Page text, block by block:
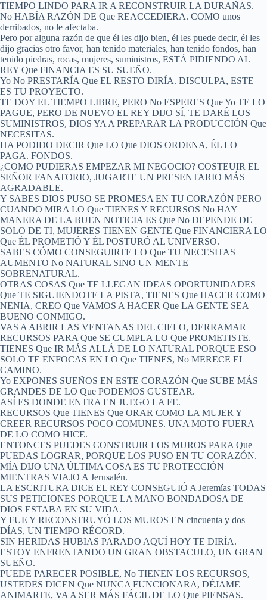
TIEMPO LINDO PARA IR A RECONSTRUIR LA DURAÑAS.
No HABÍA RAZÓN DE Que REACCEDIERA. COMO unos
derribados, no le afectaba.
Pero por alguna razón de que él les dijo bien, él les puede decir, él les
dijo gracias otro favor, han tenido materiales, han tenido fondos, han
tenido piedras, rocas, mujeres, suministros, ESTÁ PIDIENDO AL
REY Que FINANCIA ES SU SUEÑO.
Yo No PRESTARÍA Que EL RESTO DIRÍA. DISCULPA, ESTE
ES TU PROYECTO.
TE DOY EL TIEMPO LIBRE, PERO No ESPERES Que Yo TE LO
PAGUE, PERO DE NUEVO EL REY DIJO SÍ, TE DARÉ LOS
SUMINISTROS, DIOS YA A PREPARAR LA PRODUCCIÓN Que
NECESITAS.
HA PODIDO DECIR Que LO Que DIOS ORDENA, ÉL LO
PAGA. FONDOS.
¿COMO PUDIERAS EMPEZAR MI NEGOCIO? COSTEUIR EL
SEÑOR FANATORIO, JUGARTE UN PRESENTARIO MÁS
AGRADABLE.
Y SABES DIOS PUSO SE PROMESA EN TU CORAZÓN PERO
CUANDO MIRA LO Que TIENES Y RECURSOS No HAY
MANERA DE LA BUEN NOTICIA ES Que No DEPENDE DE
SOLO DE TI, MUJERES TIENEN GENTE Que FINANCIERA LO
Que ÉL PROMETIÓ Y ÉL POSTURÓ AL UNIVERSO.
SABES CÓMO CONSEGUIRTE LO Que TU NECESITAS
AUMENTO No NATURAL SINO UN MENTE
SOBRENATURAL.
OTRAS COSAS Que TE LLEGAN IDEAS OPORTUNIDADES
Que TE SIGUIENDOTE LA PISTA, TIENES Que HACER COMO
NENIA, CREO Que VAMOS A HACER Que LA GENTE SEA
BUENO CONMIGO.
VAS A ABRIR LAS VENTANAS DEL CIELO, DERRAMAR
RECURSOS PARA Que SE CUMPLA LO Que PROMETISTE.
TIENES Que IR MÁS ALLÁ DE LO NATURAL PORQUE ESO
SOLO TE ENFOCAS EN LO Que TIENES, No MERECE EL
CAMINO.
Yo EXPONES SUEÑOS EN ESTE CORAZÓN Que SUBE MÁS
GRANDES DE LO Que PODEMOS GUSTEAR.
ASÍ ES DONDE ENTRA EN JUEGO LA FE.
RECURSOS Que TIENES Que ORAR COMO LA MUJER Y
CREER RECURSOS POCO COMUNES. UNA MOTO FUERA
DE LO COMO HICE.
ENTONCES PUEDES CONSTRUIR LOS MUROS PARA Que
PUEDAS LOGRAR, PORQUE LOS PUSO EN TU CORAZÓN.
MÍA DIJO UNA ÚLTIMA COSA ES TU PROTECCIÓN
MIENTRAS VIAJO A Jerusalén.
LA ESCRITURA DICE EL REY CONSEGUIÓ A Jeremías TODAS
SUS PETICIONES PORQUE LA MANO BONDADOSA DE
DIOS ESTABA EN SU VIDA.
Y FUE Y RECONSTRUYÓ LOS MUROS EN cincuenta y dos
DÍAS, UN TIEMPO RÉCORD.
SIN HERIDAS HUBIAS PARADO AQUÍ HOY TE DIRÍA.
ESTOY ENFRENTANDO UN GRAN OBSTACULO, UN GRAN
SUEÑO.
PUEDE PARECER POSIBLE, No TIENEN LOS RECURSOS,
USTEDES DICEN Que NUNCA FUNCIONARA, DÉJAME
ANIMARTE, VA A SER MÁS FÁCIL DE LO Que PIENSAS.